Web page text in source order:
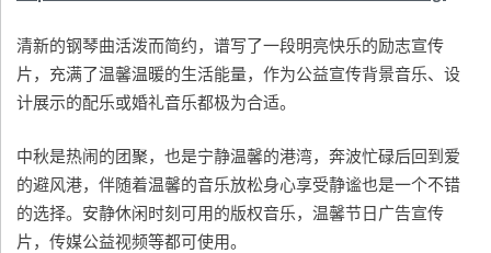
清新的钢琴曲活泼而简约，谱写了一段明亮快乐的励志宣传
片，充满了温馨温暖的生活能量，作为公益宣传背景音乐、设
计展示的配乐或婚礼音乐都极为合适。
中秋是热闹的团聚，也是宁静温馨的港湾，奔波忙碌后回到爱
的避风港，伴随着温馨的音乐放松身心享受静谧也是一个不错
的选择。安静休闲时刻可用的版权音乐，温馨节日广告宣传
片，传媒公益视频等都可使用。